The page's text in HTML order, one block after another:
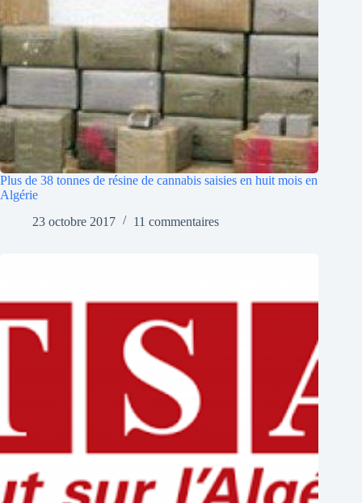
Plus de 38 tonnes de résine de cannabis saisies en huit mois en
Algérie
23 octobre 2017
11 commentaires